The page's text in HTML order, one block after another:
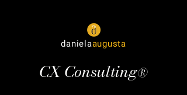
danielaaugusta
CX Consulting®